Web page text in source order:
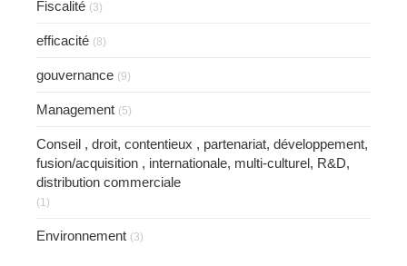
Fiscalité (3)
efficacité (8)
gouvernance (9)
Management (5)
Conseil , droit, contentieux , partenariat, développement,
fusion/acquisition , internationale, multi-culturel, R&D,
distribution commerciale
(1)
Environnement (3)